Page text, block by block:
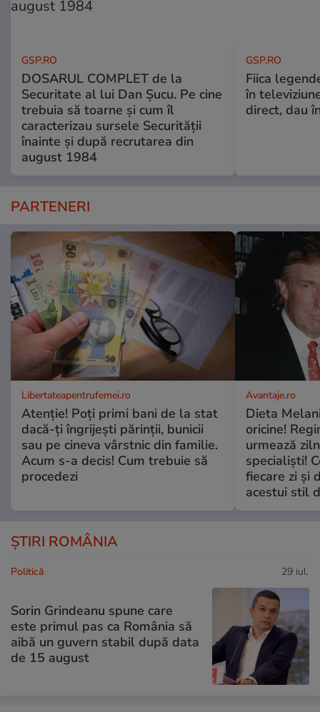
GSP.RO
DOSARUL COMPLET de la
Securitate al lui Dan Șucu. Pe cine
trebuia să toarne și cum îl
caracterizau sursele Securității
înainte și după recrutarea din
august 1984
GSP.RO
Fiica
în
direct, dau
PARTENERI
Libertateapentrufemei.ro
Atenție! Poți primi bani de la stat
dacă-ți îngrijești părinții, bunicii
sau pe cineva vârstnic din familie.
Acum s-a decis! Cum trebuie să
procedezi
Avantaje.ro
Dieta
oricine!
urmează
specialiști!
fiecare zi și
acestui stil
ȘTIRI ROMÂNIA
Politică 29 iul.
Sorin Grindeanu spune care
este primul pas ca România să
aibă un guvern stabil după data
de 15 august